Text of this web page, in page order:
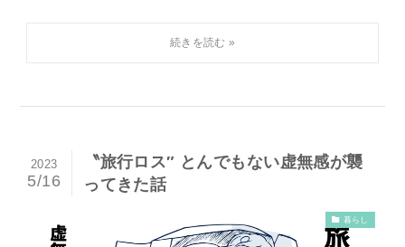
〝旅行ロス″ とんでもない虚無感が襲
ってきた話
2023
5/16
暮らし